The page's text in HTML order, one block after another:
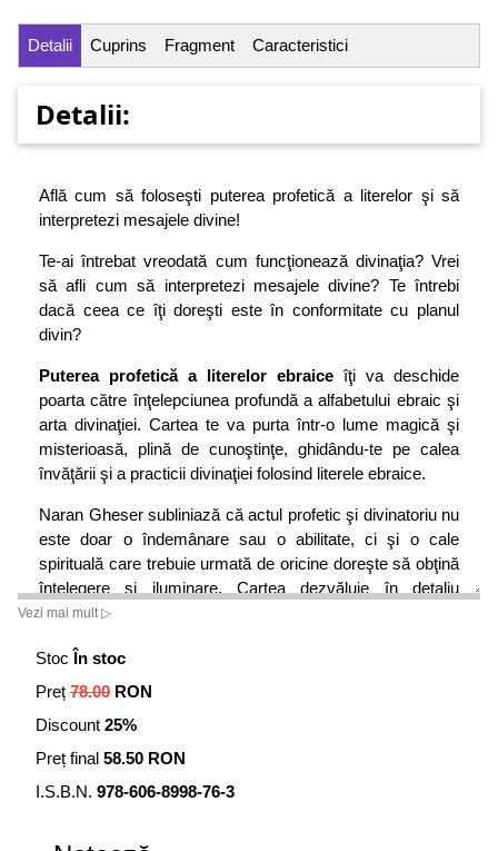
Detalii Cuprins Fragment Caracteristici
Detalii:
Află cum să foloseşti puterea profetică a literelor şi să
interpretezi mesajele divine!
Te-ai întrebat vreodată cum funcţionează divinaţia? Vrei
să afli cum să interpretezi mesajele divine? Te întrebi
dacă ceea ce îţi doreşti este în conformitate cu planul
divin?
Puterea profetică a literelor ebraice îţi va deschide
poarta către înţelepciunea profundă a alfabetului ebraic şi
arta divinaţiei. Cartea te va purta într-o lume magică şi
misterioasă, plină de cunoştinţe, ghidându-te pe calea
învăţării şi a practicii divinaţiei folosind literele ebraice.
Naran Gheser subliniază că actul profetic şi divinatoriu nu
este doar o îndemânare sau o abilitate, ci şi o cale
spirituală care trebuie urmată de oricine doreşte să obţină
înţelegere şi iluminare. Cartea dezvăluie în detaliu
secretele necesare săvârşirii unui act de divinaţie şi
divinatorii.
Vezi mai mult ▷
Stoc În stoc
Preț 78.00 RON
Discount 25%
Preț final 58.50 RON
I.S.B.N. 978-606-8998-76-3